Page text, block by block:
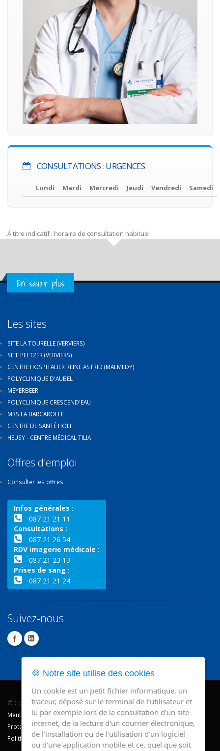
CONSULTATIONS : URGENCES
Lundi Mardi Mercredi Jeudi Vendredi Samedi
À titre indicatif : horaire de consultation habituel
Get in Touch
En savoir plus
Les sites
SITE LA TOURELLE (VERVIERS)
SITE PELTZER (VERVIERS)
CENTRE HOSPITALIER REINE ASTRID (MALMEDY)
POLYCLINIQUE D'AUBEL
MEYERBEER
POLYCLINIQUE CRESCEND'EAU
MRS LA BARCAROLLE
CENTRE DE SANTÉ HOLI
HEUSY - CENTRE MÉDICAL TILIA
Offres d'emploi
Consulter les offres
Infos générales :
087 21 21 11
Consultations :
087 21 26 54
RDV imagerie médicale :
087 21 23 13
Prises de sang :
087 21 21 24
Suivez-nous
© Copyright 2026 - CHR Verviers.
Mentions légales
Protection des données
Politique de cookie
🍪 Notre site utilise des cookies
Un cookie est un petit fichier informatique, un
traceur, déposé sur le terminal de l’utilisateur et
lu par exemple lors de la consultation d'un site
internet, de la lecture d'un courrier électronique,
de l'installation ou de l'utilisation d'un logiciel
ou d'une application mobile et ce, quel que soit